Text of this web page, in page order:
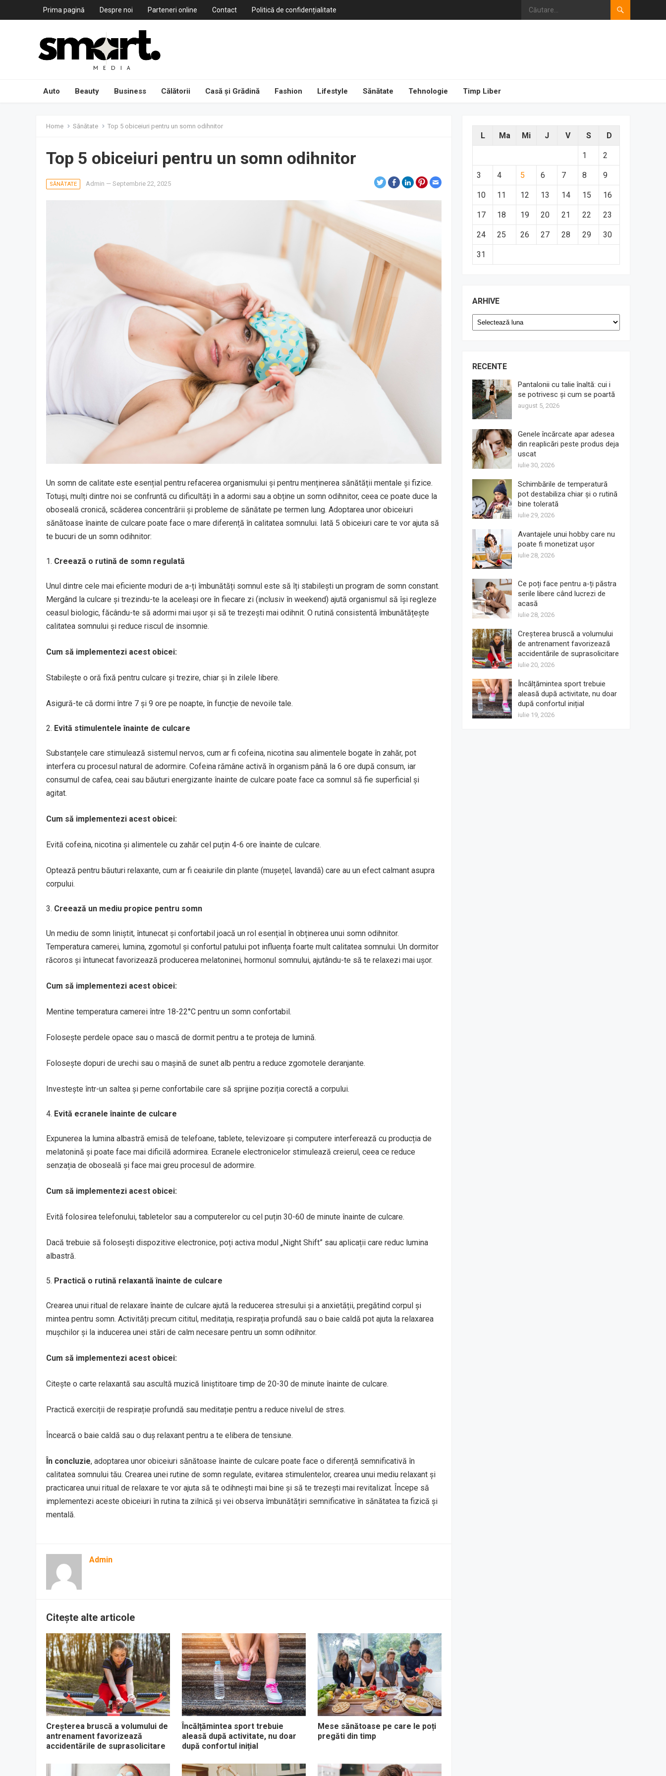
Prima pagină Despre noi Parteneri online Contact Politică de confidențialitate
Auto Beauty Business Călătorii Casă și Grădină Fashion Lifestyle Sănătate Tehnologie Timp Liber
Home Sănătate Top 5 obiceiuri pentru un somn odihnitor
Top 5 obiceiuri pentru un somn odihnitor
SĂNĂTATE Admin — Septembrie 22, 2025
Un somn de calitate este esențial pentru refacerea organismului și pentru menținerea sănătății mentale și fizice.
Totuși, mulți dintre noi se confruntă cu dificultăți în a adormi sau a obține un somn odihnitor, ceea ce poate duce la
oboseală cronică, scăderea concentrării și probleme de sănătate pe termen lung. Adoptarea unor obiceiuri
sănătoase înainte de culcare poate face o mare diferență în calitatea somnului. Iată 5 obiceiuri care te vor ajuta să
te bucuri de un somn odihnitor:
Creează o rutină de somn regulată
Unul dintre cele mai eficiente moduri de a-ți îmbunătăți somnul este să îți stabilești un program de somn constant.
Mergând la culcare și trezindu-te la aceleași ore în fiecare zi (inclusiv în weekend) ajută organismul să își regleze
ceasul biologic, făcându-te să adormi mai ușor și să te trezești mai odihnit. O rutină consistentă îmbunătățește
calitatea somnului și reduce riscul de insomnie.
Cum să implementezi acest obicei:
Stabilește o oră fixă pentru culcare și trezire, chiar și în zilele libere.
Asigură-te că dormi între 7 și 9 ore pe noapte, în funcție de nevoile tale.
Evită stimulentele înainte de culcare
Substanțele care stimulează sistemul nervos, cum ar fi cofeina, nicotina sau alimentele bogate în zahăr, pot
interfera cu procesul natural de adormire. Cofeina rămâne activă în organism până la 6 ore după consum, iar
consumul de cafea, ceai sau băuturi energizante înainte de culcare poate face ca somnul să fie superficial și
agitat.
Cum să implementezi acest obicei:
Evită cofeina, nicotina și alimentele cu zahăr cel puțin 4-6 ore înainte de culcare.
Optează pentru băuturi relaxante, cum ar fi ceaiurile din plante (mușețel, lavandă) care au un efect calmant asupra
corpului.
Creează un mediu propice pentru somn
Un mediu de somn liniștit, întunecat și confortabil joacă un rol esențial în obținerea unui somn odihnitor.
Temperatura camerei, lumina, zgomotul și confortul patului pot influența foarte mult calitatea somnului. Un dormitor
răcoros și întunecat favorizează producerea melatoninei, hormonul somnului, ajutându-te să te relaxezi mai ușor.
Cum să implementezi acest obicei:
Mentine temperatura camerei între 18-22°C pentru un somn confortabil.
Folosește perdele opace sau o mască de dormit pentru a te proteja de lumină.
Folosește dopuri de urechi sau o mașină de sunet alb pentru a reduce zgomotele deranjante.
Investește într-un saltea și perne confortabile care să sprijine poziția corectă a corpului.
Evită ecranele înainte de culcare
Expunerea la lumina albastră emisă de telefoane, tablete, televizoare și computere interferează cu producția de
melatonină și poate face mai dificilă adormirea. Ecranele electronicelor stimulează creierul, ceea ce reduce
senzația de oboseală și face mai greu procesul de adormire.
Cum să implementezi acest obicei:
Evită folosirea telefonului, tabletelor sau a computerelor cu cel puțin 30-60 de minute înainte de culcare.
Dacă trebuie să folosești dispozitive electronice, poți activa modul „Night Shift” sau aplicații care reduc lumina
albastră.
Practică o rutină relaxantă înainte de culcare
Crearea unui ritual de relaxare înainte de culcare ajută la reducerea stresului și a anxietății, pregătind corpul și
mintea pentru somn. Activități precum cititul, meditația, respirația profundă sau o baie caldă pot ajuta la relaxarea
mușchilor și la inducerea unei stări de calm necesare pentru un somn odihnitor.
Cum să implementezi acest obicei:
Citește o carte relaxantă sau ascultă muzică liniștitoare timp de 20-30 de minute înainte de culcare.
Practică exerciții de respirație profundă sau meditație pentru a reduce nivelul de stres.
Încearcă o baie caldă sau o duș relaxant pentru a te elibera de tensiune.
În concluzie, adoptarea unor obiceiuri sănătoase înainte de culcare poate face o diferență semnificativă în
calitatea somnului tău. Crearea unei rutine de somn regulate, evitarea stimulentelor, crearea unui mediu relaxant și
practicarea unui ritual de relaxare te vor ajuta să te odihnești mai bine și să te trezești mai revitalizat. Începe să
implementezi aceste obiceiuri în rutina ta zilnică și vei observa îmbunătățiri semnificative în sănătatea ta fizică și
mentală.
Admin
Citește alte articole
Creșterea bruscă a volumului de
antrenament favorizează
accidentările de suprasolicitare
Încălțămintea sport trebuie
aleasă după activitate, nu doar
după confortul inițial
Mese sănătoase pe care le poți
pregăti din timp
L Ma Mi J V S D
1 2
3 4 5 6 7 8 9
10 11 12 13 14 15 16
17 18 19 20 21 22 23
24 25 26 27 28 29 30
31
ARHIVE
Arhive
RECENTE
Pantalonii cu talie înaltă: cui i
se potrivesc și cum se poartă
august 5, 2026
Genele încărcate apar adesea
din reaplicări peste produs deja
uscat
iulie 30, 2026
Schimbările de temperatură
pot destabiliza chiar și o rutină
bine tolerată
iulie 29, 2026
Avantajele unui hobby care nu
poate fi monetizat ușor
iulie 28, 2026
Ce poți face pentru a-ți păstra
serile libere când lucrezi de
acasă
iulie 28, 2026
Creșterea bruscă a volumului
de antrenament favorizează
accidentările de suprasolicitare
iulie 20, 2026
Încălțămintea sport trebuie
aleasă după activitate, nu doar
după confortul inițial
iulie 19, 2026